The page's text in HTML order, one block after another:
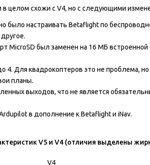
в целом схожи с V4, но с следующими
настраивать Betaflight по
MicroSD был заменен на 16 МБ
Для квадрокоптеров это не проблема, но
планы.
выходов, что не является
в дополнение к Betaflight и iNav.
V5 и V4 (отличия выделены
V4